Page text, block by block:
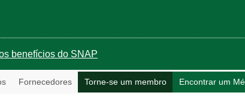
benefícios do SNAP
Fornecedores Torne-se um membro Encontrar um